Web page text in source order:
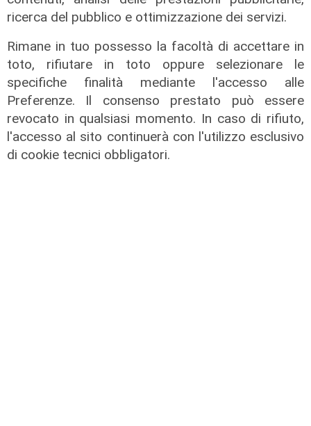
ricerca del pubblico e ottimizzazione dei servizi.
Rimane in tuo possesso la facoltà di accettare in
toto, rifiutare in toto oppure selezionare le
specifiche finalità mediante l'accesso alle
Preferenze. Il consenso prestato può essere
revocato in qualsiasi momento. In caso di rifiuto,
l'accesso al sito continuerà con l'utilizzo esclusivo
di cookie tecnici obbligatori.
Rassegna stampa del 05/06/2024
di Redazione